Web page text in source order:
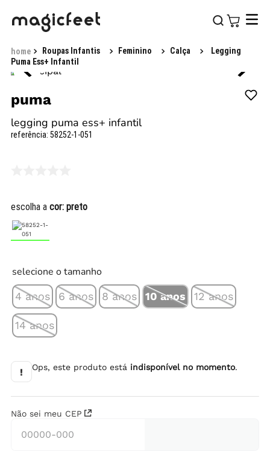
Roupas Infantis Feminino Calça
Legging
Puma Ess+ Infantil
puma
legging puma ess+ infantil
referência: 58252-1-051
escolha a cor: preto
selecione o tamanho
4 anos 6 anos 8 anos 10 anos 12 anos
14 anos
! Ops, este produto está indisponível no momento.
Não sei meu CEP